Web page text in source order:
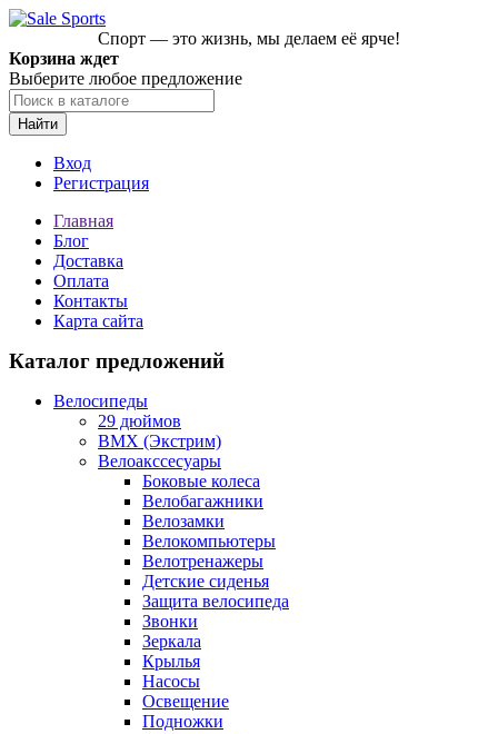
Спорт — это жизнь, мы делаем её ярче!
Корзина ждет
Выберите любое предложение
Найти
Вход
Регистрация
Главная
Блог
Доставка
Оплата
Контакты
Карта сайта
Каталог предложений
Велосипеды
29 дюймов
BMX (Экстрим)
Велоакссесуары
Боковые колеса
Велобагажники
Велозамки
Велокомпьютеры
Велотренажеры
Детские сиденья
Защита велосипеда
Звонки
Зеркала
Крылья
Насосы
Освещение
Подножки